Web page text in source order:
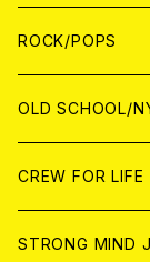
WORLD
ANALOG
CD
ANALOG
CD
ANALOG
WOLRD
CD
ANALOG
JAPAN
CD
ANALOG
WORLD
CD
ANALOG
ROCK/POPS
JAPAN
CD
ANALOG
WORLD
CD
OLD SCHOOL/
JAPAN
CD
WORLD
CREW FOR LIFE
STRONG MIND